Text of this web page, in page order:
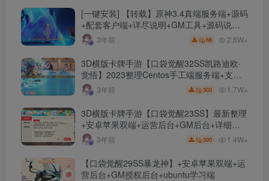
[一键安装] 【转载】原神3.4真端服务端+源码
+配套客户端+详尽说明+GM工具+源码说明
文件3年前 66 2.8W+
3D横版卡牌手游【口袋觉醒32SS凯路迪欧·
觉悟】2023整理Centos手工端服务端+支付
对接+安卓苹果双端+运营后台+GM授权后台
+代理后台
3年前 300 1.7W+
3D横版卡牌手游【口袋觉醒23SS】最新整理
+安卓苹果双端+运营后台+GM后台+详细搭
建教程3年前 300 1.4W+
【口袋觉醒29SS暴龙神】+安卓苹果双端+运
营后台+GM授权后台+ubuntu学习端